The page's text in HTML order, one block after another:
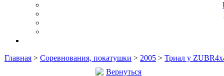
Главная > Соревнования, покатушки > 2005 > Триал у